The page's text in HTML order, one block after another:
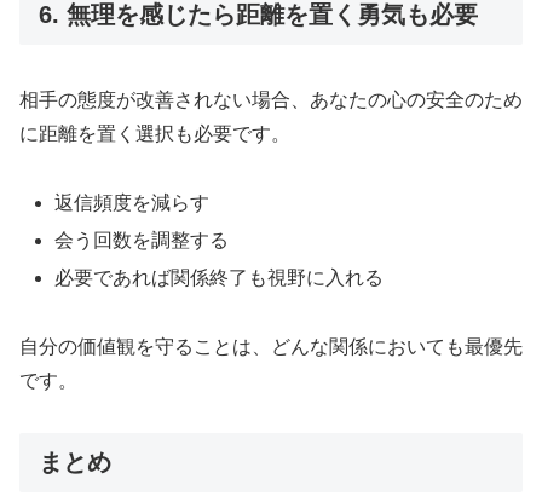
6. 無理を感じたら距離を置く勇気も必要
相手の態度が改善されない場合、あなたの心の安全のため
に距離を置く選択も必要です。
返信頻度を減らす
会う回数を調整する
必要であれば関係終了も視野に入れる
自分の価値観を守ることは、どんな関係においても最優先
です。
まとめ